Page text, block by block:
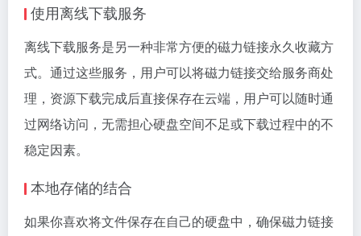
使用离线下载服务
离线下载服务是另一种非常方便的磁力链接永久收藏方
式。通过这些服务，用户可以将磁力链接交给服务商处
理，资源下载完成后直接保存在云端，用户可以随时通
过网络访问，无需担心硬盘空间不足或下载过程中的不
稳定因素。
本地存储的结合
如果你喜欢将文件保存在自己的硬盘中，确保磁力链接